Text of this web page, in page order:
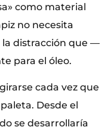
como material
no necesita
la distracción que —
para el óleo.
cada vez que
Desde el
se desarrollaría